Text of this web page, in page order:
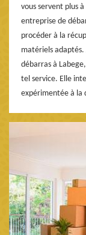
vous servent plus
entreprise de
procéder à la
matériels
débarras à
tel service. Elle
expérimentée à la